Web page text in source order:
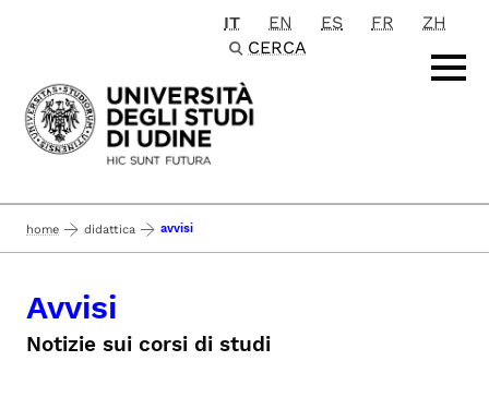
Passa al contenuto principale
IT EN ES FR
ZH
CERCA
home didattica avvisi
Avvisi
Notizie sui corsi di studi